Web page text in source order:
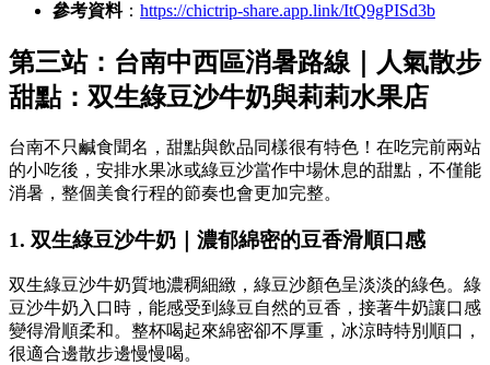
參考資料： https://chictrip-share.app.link/ItQ9gPISd3b
第三站：台南中西區消暑路線｜人氣散步
甜點：双生綠豆沙牛奶與莉莉水果店
台南不只鹹食聞名，甜點與飲品同樣很有特色！在吃完前兩站
的小吃後，安排水果冰或綠豆沙當作中場休息的甜點，不僅能
消暑，整個美食行程的節奏也會更加完整。
1. 双生綠豆沙牛奶｜濃郁綿密的豆香滑順口感
双生綠豆沙牛奶質地濃稠細緻，綠豆沙顏色呈淡淡的綠色。綠
豆沙牛奶入口時，能感受到綠豆自然的豆香，接著牛奶讓口感
變得滑順柔和。整杯喝起來綿密卻不厚重，冰涼時特別順口，
很適合邊散步邊慢慢喝。